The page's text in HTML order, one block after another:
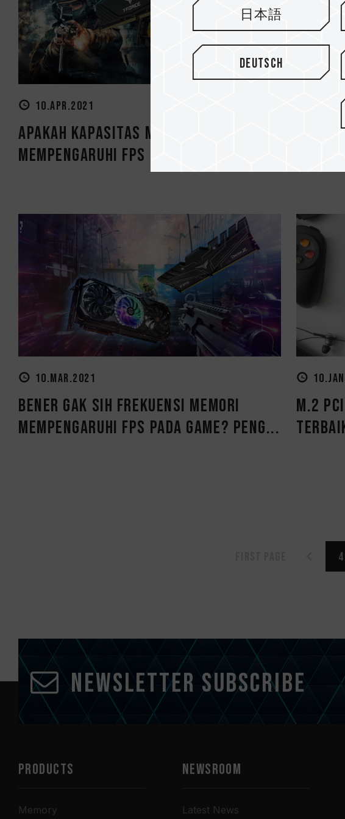
10.APR.2021
Apakah Kapasitas Memori
Mempengaruhi FPS Game? 4 Game Te...
10.MAR.2021
Bener Gak Sih Frekuensi Memori
Mempengaruhi FPS Pada Game? Peng...
M.2
4
Newsletter Subscribe
PRODUCTS
Memory
NEWSROOM
Latest News
日本語
Deutsch